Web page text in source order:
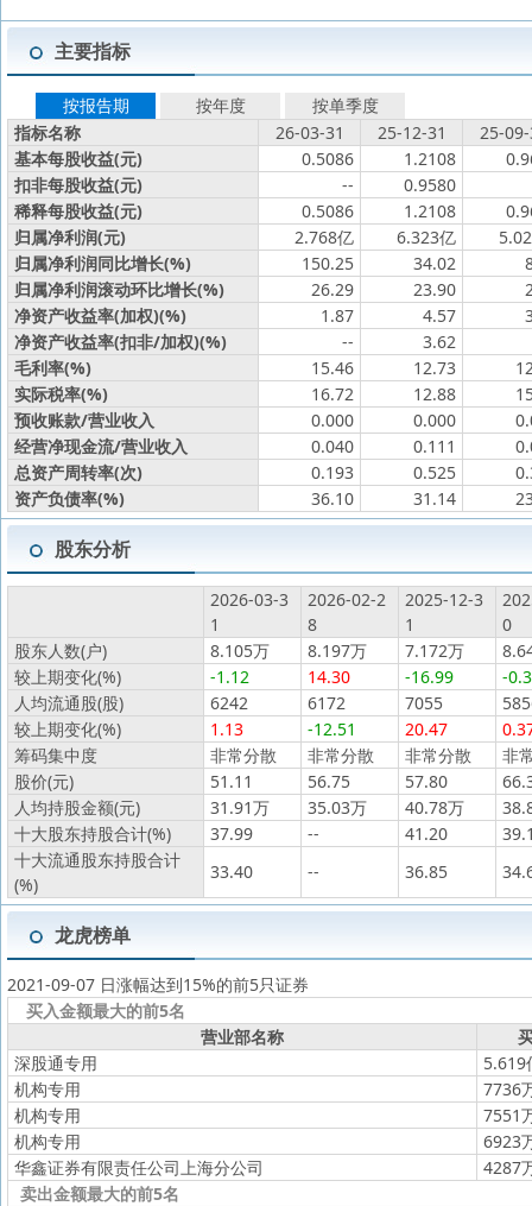
主要指标
按报告期 按年度
按单季度
指标名称
26-03-31 25-12-31
25-
基本每股收益(元)
0.5086 1.2108
扣非每股收益(元)
--
0.9580
稀释每股收益(元)
0.5086 1.2108
归属净利润(元)
2.768亿 6.323亿
归属净利润同比增长(%)
150.25 34.02
归属净利润滚动环比增长(%)
26.29 23.90
净资产收益率(加权)(%)
1.87 4.57
净资产收益率(扣非/加权)(%)
--
3.62
毛利率(%)
15.46 12.73
实际税率(%)
16.72 12.88
预收账款/营业收入
0.000 0.000
经营净现金流/营业收入
0.040 0.111
总资产周转率(次)
0.193 0.525
资产负债率(%)
36.10 31.14
股东分析
2026-03-3
1
2026-02-2
8
2025-12-3
1
0
股东人数(户)
8.105万 8.197万 7.172万
较上期变化(%)
-1.12 14.30 -16.99
-
人均流通股(股)
6242 6172 7055
较上期变化(%)
1.13 -12.51 20.47
筹码集中度
非常分散 非常分散 非常分散
非
股价(元)
51.11 56.75 57.80
人均持股金额(元)
31.91万 35.03万 40.78万
十大股东持股合计(%)
37.99 -- 41.20
十大流通股东持股合计
(%)
33.40 -- 36.85
龙虎榜单
2021-09-07 日涨幅达到15%的前5只证券
买入金额最大的前5名
营业部名称
深股通专用
5.619
机构专用
7736
机构专用
7551
机构专用
6923
华鑫证券有限责任公司上海分公司
4287
卖出金额最大的前5名